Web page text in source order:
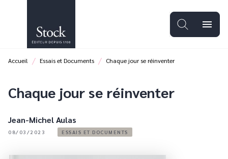
PIED DE PAGE
menu
Accueil / Essais et Documents / Chaque jour se réinventer
Chaque jour se réinventer
Jean-Michel Aulas
08/03/2023 ESSAIS ET DOCUMENTS